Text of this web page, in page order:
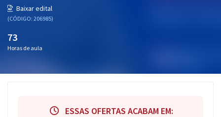
Blog
Aprovados
Baixar edital
(CÓDIGO: 206985)
73
Horas de aula
ESSAS OFERTAS ACABAM EM: